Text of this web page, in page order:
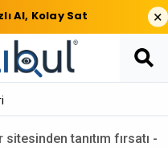
Al, Kolay Sat ×
tanıtım fırsatı -